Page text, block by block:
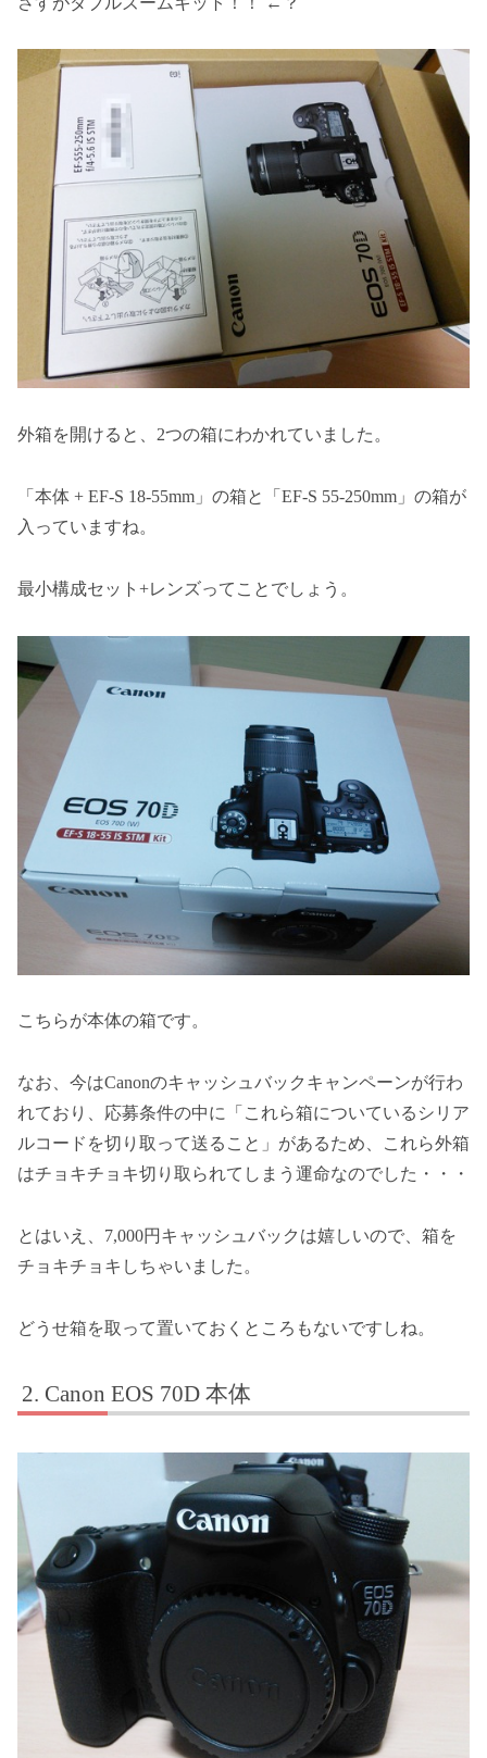
外箱を開けると、2つの箱にわかれていました。
「本体 + EF-S 18-55mm」の箱と「EF-S 55-250mm」の箱が
入っていますね。
最小構成セット+レンズってことでしょう。
こちらが本体の箱です。
なお、今はCanonのキャッシュバックキャンペーンが行わ
れており、応募条件の中に「これら箱についているシリア
ルコードを切り取って送ること」があるため、これら外箱
はチョキチョキ切り取られてしまう運命なのでした・・・
とはいえ、7,000円キャッシュバックは嬉しいので、箱を
チョキチョキしちゃいました。
どうせ箱を取って置いておくところもないですしね。
Canon EOS 70D 本体